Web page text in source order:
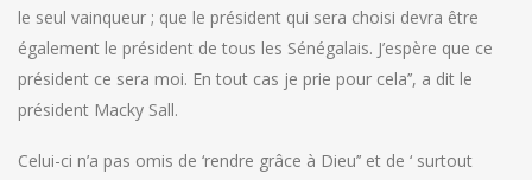
le seul vainqueur ; que le président qui sera choisi devra être
également le président de tous les Sénégalais. J’espère que ce
président ce sera moi. En tout cas je prie pour cela’’, a dit le
président Macky Sall.
Celui-ci n’a pas omis de ‘rendre grâce à Dieu’’ et de ‘ surtout